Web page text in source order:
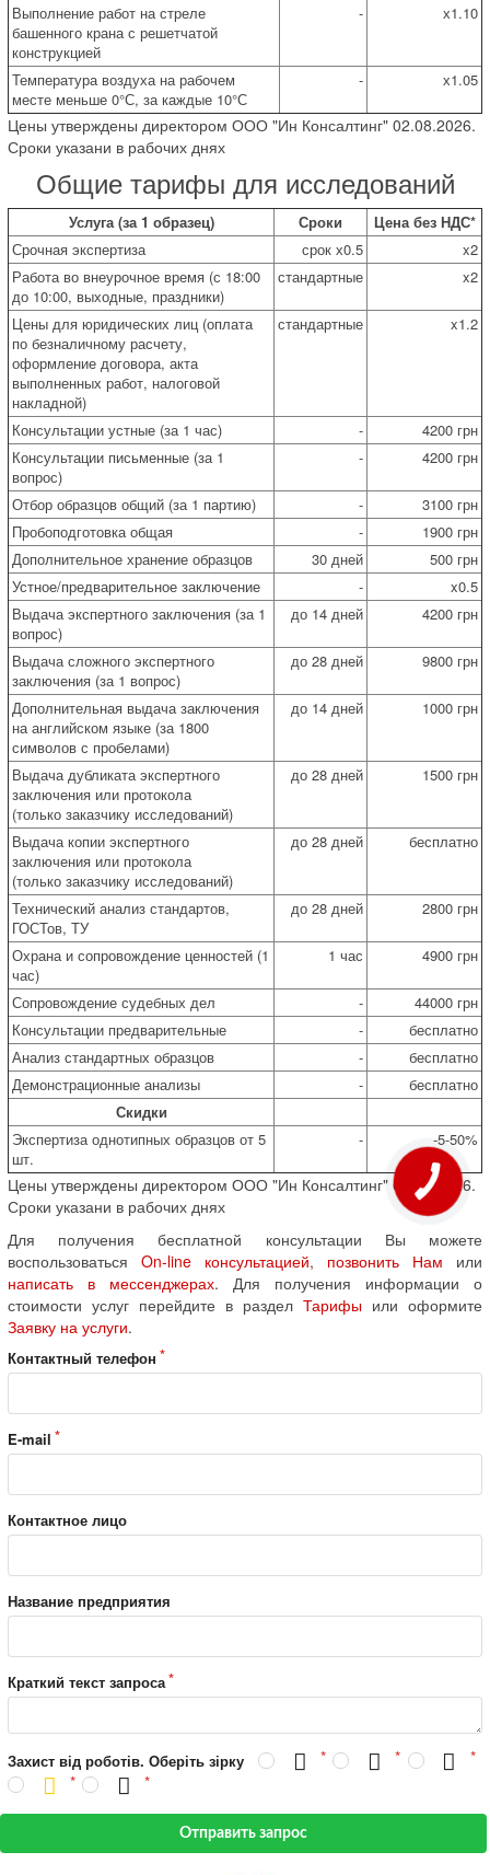
Выполнение работ на стреле
башенного крана с решетчатой
конструкцией
- х1.10
Температура воздуха на рабочем
месте меньше 0°С, за каждые 10°С
- х1.05
Цены утверждены директором ООО "Ин Консалтинг" 02.08.2026.
Сроки указани в рабочих днях
Общие тарифы для исследований
Услуга (за 1 образец) Сроки
Цена без НДС*
Срочная экспертиза
срок х0.5
x2
Работа во внеурочное время (с 18:00
до 10:00, выходные, праздники)
стандартные x2
Цены для юридических лиц (оплата
по безналичному расчету,
оформление договора, акта
выполненных работ, налоговой
накладной)
стандартные x1.2
Консультации устные (за 1 час) -
4200 грн
Консультации письменные (за 1
вопрос)
- 4200 грн
Отбор образцов общий (за 1 партию) -
3100 грн
Пробоподготовка общая
-
1900 грн
Дополнительное хранение образцов
30 дней
500 грн
Устное/предварительное заключение
-
x0.5
Выдача экспертного заключения (за 1
вопрос)
до 14 дней 4200 грн
Выдача сложного экспертного
заключения (за 1 вопрос)
до 28 дней 9800 грн
Дополнительная выдача заключения
на английском языке (за 1800
символов с пробелами)
до 14 дней 1000 грн
Выдача дубликата экспертного
заключения или протокола
(только заказчику исследований)
до 28 дней 1500 грн
Выдача копии экспертного
заключения или протокола
(только заказчику исследований)
до 28 дней бесплатно
Технический анализ стандартов,
ГОСТов, ТУ
до 28 дней 2800 грн
Охрана и сопровождение ценностей (1
час)
1 час 4900 грн
Сопровождение судебных дел -
44000 грн
Консультации предварительные
-
бесплатно
Анализ стандартных образцов
-
бесплатно
Демонстрационные анализы
-
бесплатно
Скидки
Экспертиза однотипных образцов от 5
шт.
- -5-50%
Цены утверждены директором ООО "Ин Консалтинг" 02.08.2026.
Сроки указани в рабочих днях
Для получения бесплатной консультации Вы можете
воспользоваться On-line консультацией, позвонить Нам или
написать в мессенджерах. Для получения информации о
стоимости услуг перейдите в раздел Тарифы или оформите
Заявку на услуги.
Контактный телефон
E-mail
Контактное лицо
Название предприятия
Краткий текст запроса
Захист від роботів. Оберіть зірку
Отправить запрос